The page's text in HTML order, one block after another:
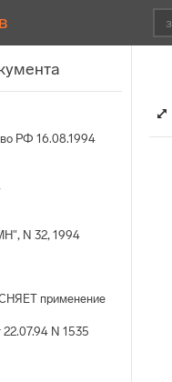
РФ 16.08.1994
N 32, 1994
применение
N 1535